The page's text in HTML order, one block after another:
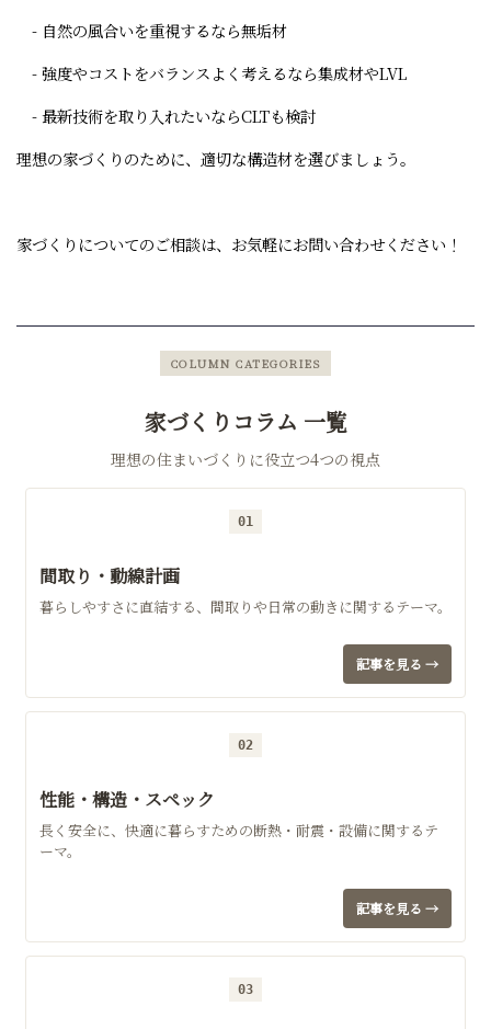
- 自然の風合いを重視するなら無垢材
- 強度やコストをバランスよく考えるなら集成材やLVL
- 最新技術を取り入れたいならCLTも検討
理想の家づくりのために、適切な構造材を選びましょう。
家づくりについてのご相談は、お気軽にお問い合わせください！
COLUMN CATEGORIES
家づくりコラム 一覧
理想の住まいづくりに役立つ4つの視点
01
間取り・動線計画
暮らしやすさに直結する、間取りや日常の動きに関するテーマ。
記事を見る →
02
性能・構造・スペック
長く安全に、快適に暮らすための断熱・耐震・設備に関するテ
ーマ。
記事を見る →
03